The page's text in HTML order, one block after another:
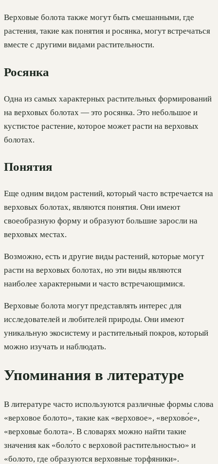
Верховые болота также могут быть смешанными, где
растения, такие как понятия и росянка, могут встречаться
вместе с другими видами растительности.
Росянка
Одна из самых характерных растительных формирований
на верховых болотах — это росянка. Это небольшое и
кустистое растение, которое может расти на верховых
болотах.
Понятия
Еще одним видом растений, который часто встречается на
верховых болотах, являются понятия. Они имеют
своеобразную форму и образуют большие заросли на
верховых местах.
Возможно, есть и другие виды растений, которые могут
расти на верховых болотах, но эти виды являются
наиболее характерными и часто встречающимися.
Верховые болота могут представлять интерес для
исследователей и любителей природы. Они имеют
уникальную экосистему и растительный покров, который
можно изучать и наблюдать.
Упоминания в литературе
В литературе часто используются различные формы слова
«верховое болото», такие как «верховое», «верхово́е»,
«верховые болота». В словарях можно найти такие
значения как «боло́то с верховой растительностью» и
«болото, где образуются верховные торфяники».